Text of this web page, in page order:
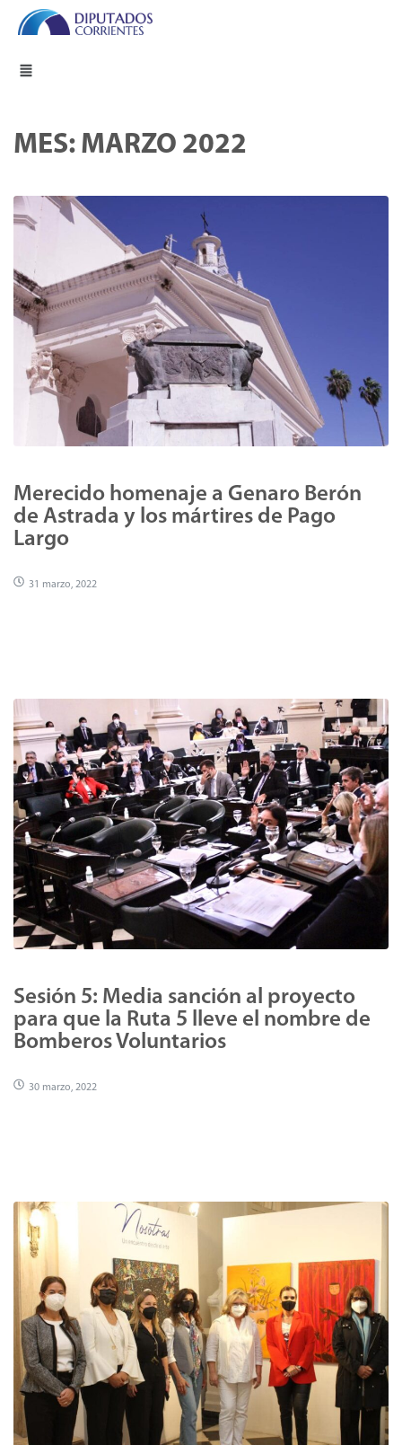
MES: MARZO 2022
Merecido homenaje a Genaro Berón
de Astrada y los mártires de Pago
Largo
31 marzo, 2022
Sesión 5: Media sanción al proyecto
para que la Ruta 5 lleve el nombre de
Bomberos Voluntarios
30 marzo, 2022